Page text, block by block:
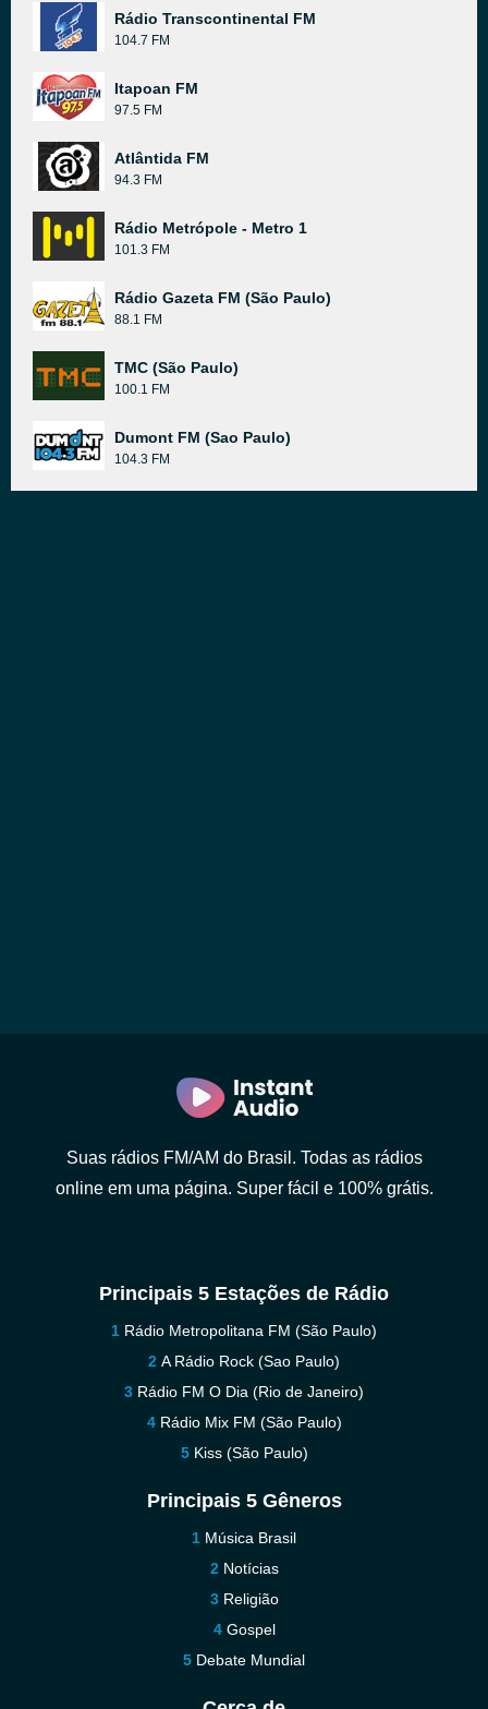
Rádio Transcontinental FM
104.7 FM
Itapoan FM
97.5 FM
Atlântida FM
94.3 FM
Rádio Metrópole - Metro 1
101.3 FM
Rádio Gazeta FM (São Paulo)
88.1 FM
TMC (São Paulo)
100.1 FM
Dumont FM (Sao Paulo)
104.3 FM
Suas rádios FM/AM do Brasil. Todas as rádios
online em uma página. Super fácil e 100% grátis.
Principais 5 Estações de Rádio
Rádio Metropolitana FM (São Paulo)
A Rádio Rock (Sao Paulo)
Rádio FM O Dia (Rio de Janeiro)
Rádio Mix FM (São Paulo)
Kiss (São Paulo)
Principais 5 Gêneros
Música Brasil
Notícias
Religião
Gospel
Debate Mundial